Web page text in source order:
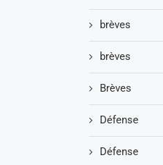
brèves
brèves
Brèves
Défense
Défense